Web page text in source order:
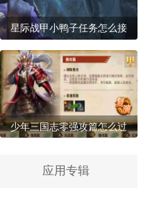
星际战甲小鸭子任务怎么接
少年三国志零强攻篇怎么过
应用专辑